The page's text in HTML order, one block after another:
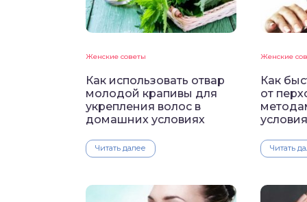
Женские советы
Как использовать отвар
молодой крапивы для
укрепления волос в
домашних условиях
Читать далее
Женские
Как
от
Читать